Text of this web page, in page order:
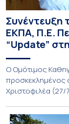
Συνέντευξη
ΕΚΠΑ, Π.Ε.
“Update”
O Ομότιμος
προσκεκλημένος
Χριστοφιλέα (27/
Ευρώπη από τις